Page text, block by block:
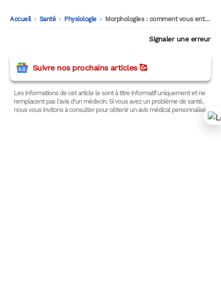
Accueil -
Santé -
Physiologie -
Morphologies : comment vous entraîner et mieux manger selon votre morphologie
Signaler une erreur
Suivre nos prochains articles 🥰
Les informations de cet article le sont à titre informatif uniquement et ne
remplacent pas l'avis d'un médecin. Si vous avez un problème de santé,
nous vous invitons à consulter pour obtenir un avis médical personnalisé.